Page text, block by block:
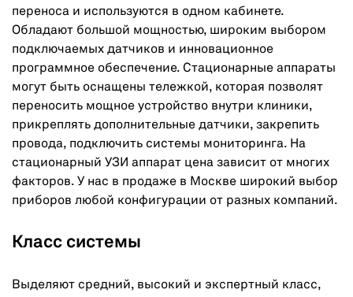
переноса и используются в одном кабинете.
Обладают большой мощностью, широким выбором
подключаемых датчиков и инновационное
программное обеспечение. Стационарные аппараты
могут быть оснащены тележкой, которая позволят
переносить мощное устройство внутри клиники,
прикреплять дополнительные датчики, закрепить
провода, подключить системы мониторинга. На
стационарный УЗИ аппарат цена зависит от многих
факторов. У нас в продаже в Москве широкий выбор
приборов любой конфигурации от разных компаний.
Класс системы
Выделяют средний, высокий и экспертный класс,